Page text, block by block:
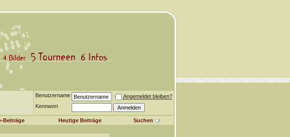
Benutzername
Angemeldet bleiben?
Kennwort
Beiträge Heutige Beiträge Suchen